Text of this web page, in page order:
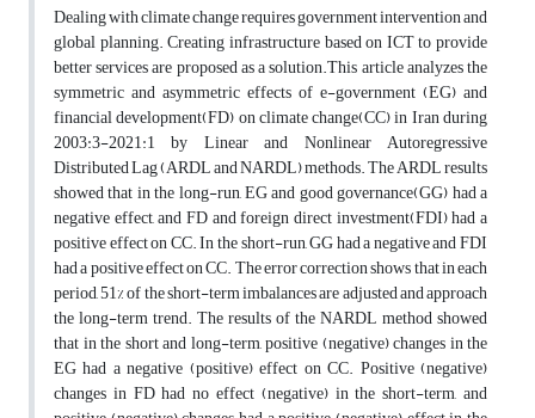
Dealing with climate change requires government intervention and
global planning. Creating infrastructure based on ICT to provide
better services are proposed as a solution.This article analyzes the
symmetric and asymmetric effects of e-government (EG) and
financial development(FD) on climate change(CC) in Iran during
2003:3-2021:1 by Linear and Nonlinear Autoregressive
Distributed Lag (ARDL and NARDL) methods. The ARDL results
showed that in the long-run, EG and good governance(GG) had a
negative effect, and FD and foreign direct investment(FDI) had a
positive effect on CC. In the short-run, GG had a negative and FDI
had a positive effect on CC. The error correction shows that in each
period, 51% of the short-term imbalances are adjusted and approach
the long-term trend. The results of the NARDL method showed
that in the short and long-term, positive (negative) changes in the
EG had a negative (positive) effect on CC. Positive (negative)
changes in FD had no effect (negative) in the short-term, and